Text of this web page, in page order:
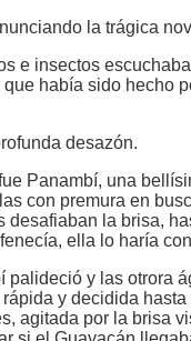
la trágica
e insectos
había sido hecho
desazón.
Panambí, una
con premura en
desafiaban la brisa,
ella lo haría
y las otrora
y decidida
agitada por la brisa